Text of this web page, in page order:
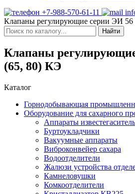
+7-988-570-61-11
Клапаны регулирующие серии ЭИ
Найти
Клапаны
(65, 80) КЭ
Каталог
Горнодобывающая
Оборудование для сахарного
Аппараты
Буртоукладчики
Вакуумные аппараты
Виброконвейер сахара
Водоотделители
Жалюзи устройства
Камнеловушки
Комкоотделители